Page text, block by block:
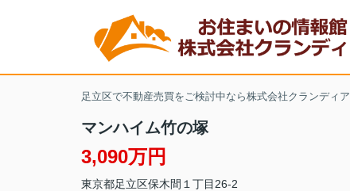
足立区で不動産売買をご検討中なら株式会社クランディア
マンハイム竹の塚
3,090万円
東京都足立区保木間 １丁目26-2